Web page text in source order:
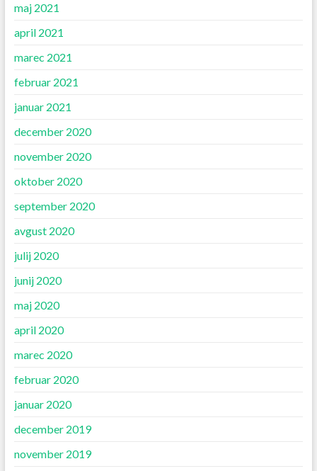
maj 2021
april 2021
marec 2021
februar 2021
januar 2021
december 2020
november 2020
oktober 2020
september 2020
avgust 2020
julij 2020
junij 2020
maj 2020
april 2020
marec 2020
februar 2020
januar 2020
december 2019
november 2019